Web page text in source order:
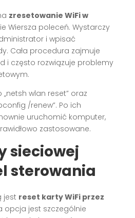
zresetowanie WiFi w
Wiersza poleceń. Wystarczy
i wpisać
Cała procedura zajmuje
i często rozwiązuje problemy
wlan reset” oraz
/renew”. Po ich
uruchomić komputer,
zastosowane.
sieciowej
sterowania
jest reset karty WiFi przez
opcja jest szczególnie